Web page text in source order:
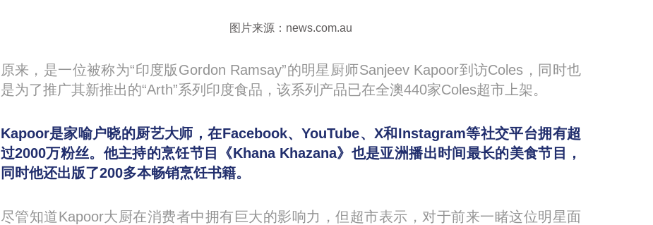
图片来源：news.com.au
原来，是一位被称为“印度版Gordon Ramsay”的明星厨师Sanjeev Kapoor到访Coles，同时也
是为了推广其新推出的“Arth”系列印度食品，该系列产品已在全澳440家Coles超市上架。
Kapoor是家喻户晓的厨艺大师，在Facebook、YouTube、X和Instagram等社交平台拥有超
过2000万粉丝。他主持的烹饪节目《Khana Khazana》也是亚洲播出时间最长的美食节目，
同时他还出版了200多本畅销烹饪书籍。
尽管知道Kapoor大厨在消费者中拥有巨大的影响力，但超市表示，对于前来一睹这位明星面